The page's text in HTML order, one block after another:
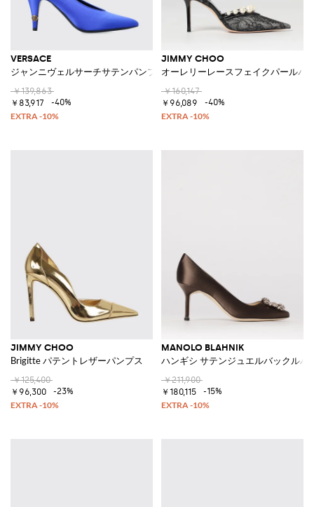
VERSACE
ジャンニヴェルサーチサテンパンプス
￥139,863
￥83,917
-40%
JIMMY CHOO
オーレリーレースフェイクパールパ
￥160,147
￥96,089
-40%
JIMMY CHOO
Brigitte パテントレザーパンプス
￥125,400
￥96,300
-23%
MANOLO BLAHNIK
ハンギシ サテンジュエルバックルパ
￥211,900
￥180,115
-15%